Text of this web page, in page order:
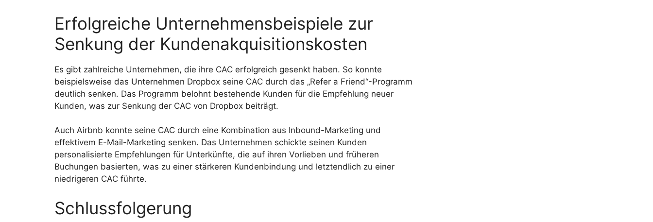
Erfolgreiche Unternehmensbeispiele zur
Senkung der Kundenakquisitionskosten
Es gibt zahlreiche Unternehmen, die ihre CAC erfolgreich gesenkt haben. So konnte
beispielsweise das Unternehmen Dropbox seine CAC durch das „Refer a Friend“-Programm
deutlich senken. Das Programm belohnt bestehende Kunden für die Empfehlung neuer
Kunden, was zur Senkung der CAC von Dropbox beiträgt.
Auch Airbnb konnte seine CAC durch eine Kombination aus Inbound-Marketing und
effektivem E-Mail-Marketing senken. Das Unternehmen schickte seinen Kunden
personalisierte Empfehlungen für Unterkünfte, die auf ihren Vorlieben und früheren
Buchungen basierten, was zu einer stärkeren Kundenbindung und letztendlich zu einer
niedrigeren CAC führte.
Schlussfolgerung